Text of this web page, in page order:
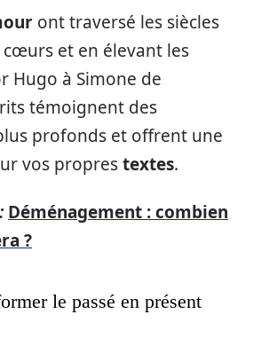
ont traversé les siècles
et en élevant les
Hugo à Simone de
témoignent des
profonds et offrent une
vos proprestextes.
Déménagement : combien
?
le passé en présent